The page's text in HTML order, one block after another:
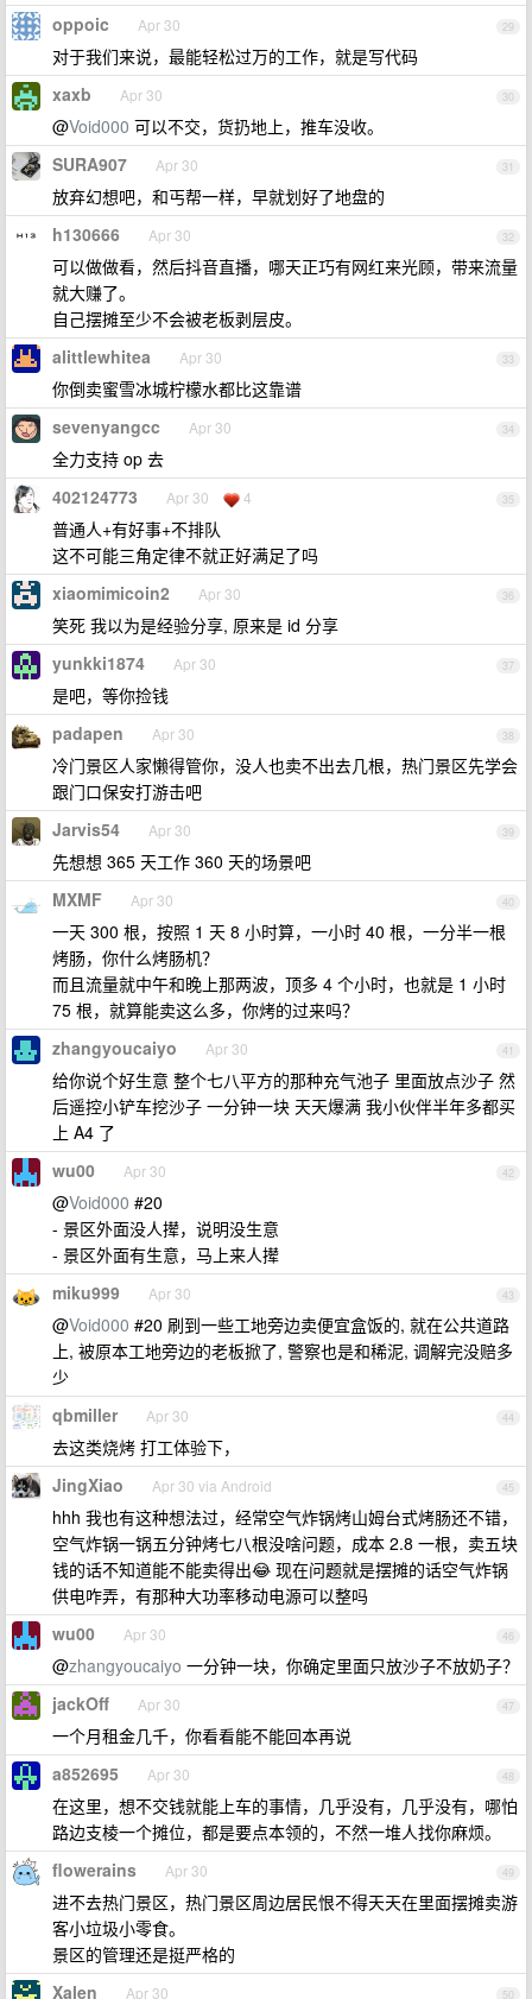
29
oppoic Apr 30
对于我们来说，最能轻松过万的工作，就是写代码
30
xaxb Apr 30
@Void000 可以不交，货扔地上，推车没收。
31
SURA907 Apr 30
放弃幻想吧，和丐帮一样，早就划好了地盘的
32
h130666 Apr 30
可以做做看，然后抖音直播，哪天正巧有网红来光顾，带来流量
就大赚了。
自己摆摊至少不会被老板剥层皮。
33
alittlewhitea Apr 30
你倒卖蜜雪冰城柠檬水都比这靠谱
34
sevenyangcc Apr 30
全力支持 op 去
35
402124773 Apr 30 4
普通人+有好事+不排队
这不可能三角定律不就正好满足了吗
36
xiaomimicoin2 Apr 30
笑死 我以为是经验分享, 原来是 id 分享
37
yunkki1874 Apr 30
是吧，等你捡钱
38
padapen Apr 30
冷门景区人家懒得管你，没人也卖不出去几根，热门景区先学会
跟门口保安打游击吧
39
Jarvis54 Apr 30
先想想 365 天工作 360 天的场景吧
40
MXMF Apr 30
一天 300 根，按照 1 天 8 小时算，一小时 40 根，一分半一根
烤肠，你什么烤肠机？
而且流量就中午和晚上那两波，顶多 4 个小时，也就是 1 小时
75 根，就算能卖这么多，你烤的过来吗？
41
zhangyoucaiyo Apr 30
给你说个好生意 整个七八平方的那种充气池子 里面放点沙子 然
后遥控小铲车挖沙子 一分钟一块 天天爆满 我小伙伴半年多都买
上 A4 了
42
wu00 Apr 30
@Void000 #20
- 景区外面没人撵，说明没生意
- 景区外面有生意，马上来人撵
43
miku999 Apr 30
@Void000 #20 刷到一些工地旁边卖便宜盒饭的, 就在公共道路
上, 被原本工地旁边的老板掀了, 警察也是和稀泥, 调解完没赔多
少
44
qbmiller Apr 30
去这类烧烤 打工体验下，
45
JingXiao Apr 30 via Android
hhh 我也有这种想法过，经常空气炸锅烤山姆台式烤肠还不错，
空气炸锅一锅五分钟烤七八根没啥问题，成本 2.8 一根，卖五块
钱的话不知道能不能卖得出😂 现在问题就是摆摊的话空气炸锅
供电咋弄，有那种大功率移动电源可以整吗
46
wu00 Apr 30
@zhangyoucaiyo 一分钟一块，你确定里面只放沙子不放奶子？
47
jackOff Apr 30
一个月租金几千，你看看能不能回本再说
48
a852695 Apr 30
在这里，想不交钱就能上车的事情，几乎没有，几乎没有，哪怕
路边支棱一个摊位，都是要点本领的，不然一堆人找你麻烦。
49
flowerains Apr 30
进不去热门景区，热门景区周边居民恨不得天天在里面摆摊卖游
客小垃圾小零食。
景区的管理还是挺严格的
50
Xalen Apr 30